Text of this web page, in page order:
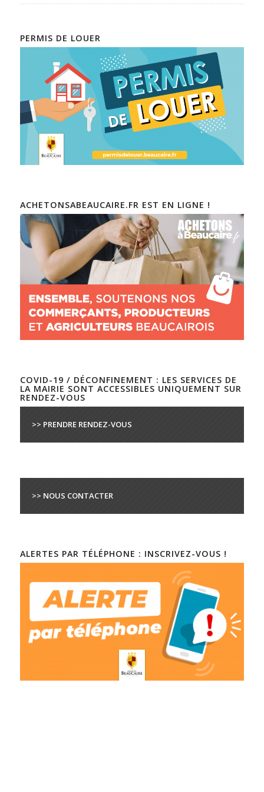
PERMIS DE LOUER
ACHETONSABEAUCAIRE.FR EST EN LIGNE !
COVID-19 / DÉCONFINEMENT : LES SERVICES DE
LA MAIRIE SONT ACCESSIBLES UNIQUEMENT SUR
RENDEZ-VOUS
>> PRENDRE RENDEZ-VOUS
>> NOUS CONTACTER
ALERTES PAR TÉLÉPHONE : INSCRIVEZ-VOUS !